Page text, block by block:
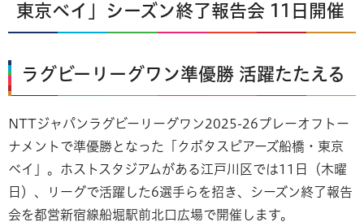
東京ベイ」シーズン終了報告会 11日開催
ラグビーリーグワン準優勝 活躍たたえる
NTTジャパンラグビーリーグワン2025-26プレーオフトー
ナメントで準優勝となった「クボタスピアーズ船橋・東京
ベイ」。ホストスタジアムがある江戸川区では11日（木曜
日）、リーグで活躍した6選手らを招き、シーズン終了報告
会を都営新宿線船堀駅前北口広場で開催します。